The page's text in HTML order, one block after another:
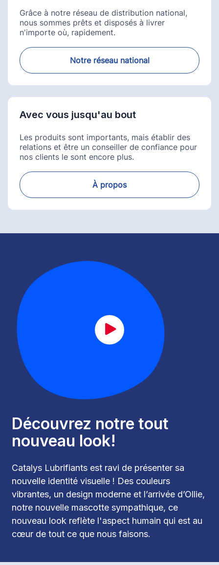
Grâce à notre réseau de distribution national,
nous sommes prêts et disposés à livrer
n'importe où, rapidement.
Notre réseau national
Avec vous jusqu'au bout
Les produits sont importants, mais établir des
relations et être un conseiller de confiance pour
nos clients le sont encore plus.
À propos
CAT_lancement_FR.mp4
Découvrez notre tout
nouveau look!
Catalys Lubrifiants est ravi de présenter sa
nouvelle identité visuelle ! Des couleurs
vibrantes, un design moderne et l’arrivée d’Ollie,
notre nouvelle mascotte sympathique, ce
nouveau look reflète l'aspect humain qui est au
cœur de tout ce que nous faisons.